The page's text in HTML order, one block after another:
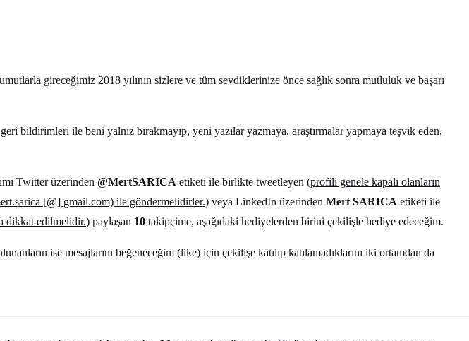
gireceğimiz 2018 yılının sizlere ve tüm sevdiklerinize önce sağlık sonra mutluluk ve başarı
bildirimleri ile beni yalnız bırakmayıp, yeni yazılar yazmaya, araştırmalar yapmaya teşvik eden,
Twitter üzerinden @MertSARICA etiketi ile birlikte tweetleyen (profili genele kapalı olanların
[@] gmail.com) ile göndermelidirler.) veya LinkedIn üzerinden Mert SARICA etiketi ile
dikkat edilmelidir.) paylaşan 10 takipçime, aşağıdaki hediyelerden birini çekilişle hediye edeceğim.
ise mesajlarını beğeneceğim (like) için çekilişe katılıp katılamadıklarını iki ortamdan da